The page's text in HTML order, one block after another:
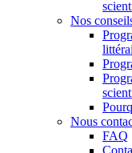
Nos
Nous
FAQ